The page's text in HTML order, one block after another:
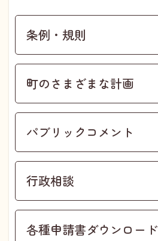
条例・規則
町のさまざまな計画
パブリックコメント
行政相談
各種申請書ダウンロード